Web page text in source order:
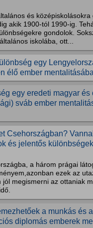
és középiskolásokra
akik 1900-tól 1990-ig.
gondolok.
iskolába, ott...
egy
élő ember
egy eredeti magyar és
sváb ember
Csehországban?
és jelentős
a három prágai
ezek az
jól megismerni az ottaniak
a munkás és
diplomás emberek